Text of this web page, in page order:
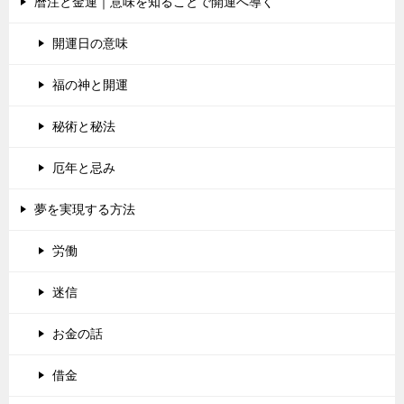
開運日の意味
福の神と開運
秘術と秘法
厄年と忌み
夢を実現する方法
労働
迷信
お金の話
借金